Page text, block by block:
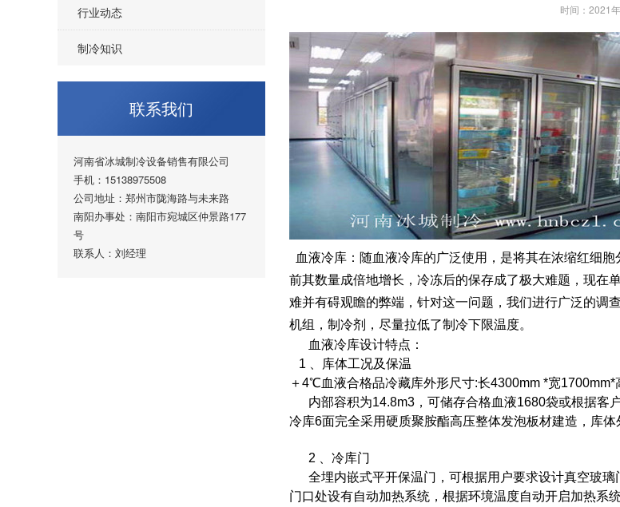
行业动态
制冷知识
联系我们
河南省冰城制冷设备销售有限公司
手机：15138975508
公司地址：郑州市陇海路与未来路
南阳办事处：南阳市宛城区仲景路177
号
联系人：刘经理
时间：2021
血液冷库：随血液冷库的广泛使用，是将其在浓缩红细
前其数量成倍地增长，冷冻后的保存成了极大难题，现在
难并有碍观瞻的弊端，针对这一问题，我们进行广泛的调
机组，制冷剂，尽量拉低了制冷下限温度。
血液冷库设计特点：
1 、库体工况及保温
＋4℃血液合格品冷藏库外形尺寸:长4300mm *宽1700mm*
内部容积为14.8m3，可储存合格血液1680袋或根据客
冷库6面完全采用硬质聚胺酯高压整体发泡板材建造，库
2 、冷库门
全埋内嵌式平开保温门，可根据用户要求设计真空玻
门口处设有自动加热系统，根据环境温度自动开启加热系统